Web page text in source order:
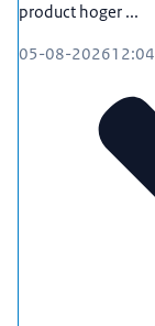
product hoger ...
05-08-202612:04